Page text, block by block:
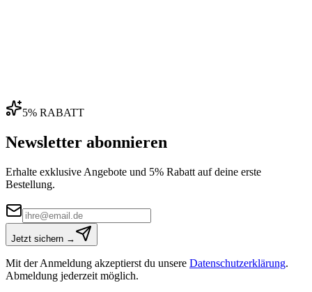
5% RABATT
Newsletter abonnieren
Erhalte exklusive Angebote und 5% Rabatt auf deine erste
Bestellung.
Jetzt sichern →
Mit der Anmeldung akzeptierst du unsere Datenschutzerklärung.
Abmeldung jederzeit möglich.